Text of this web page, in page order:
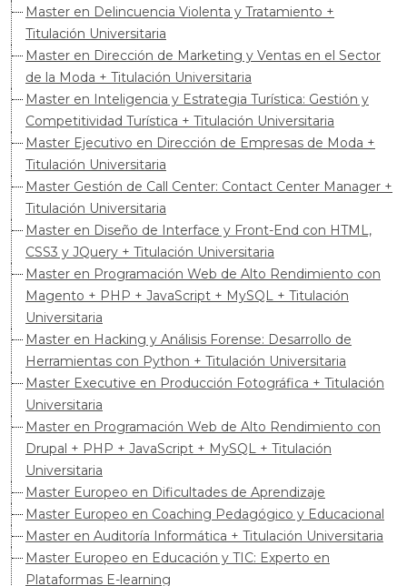
Master en Delincuencia Violenta y Tratamiento +
Titulación Universitaria
Master en Dirección de Marketing y Ventas en el Sector
de la Moda + Titulación Universitaria
Master en Inteligencia y Estrategia Turística: Gestión y
Competitividad Turística + Titulación Universitaria
Master Ejecutivo en Dirección de Empresas de Moda +
Titulación Universitaria
Master Gestión de Call Center: Contact Center Manager +
Titulación Universitaria
Master en Diseño de Interface y Front-End con HTML,
CSS3 y JQuery + Titulación Universitaria
Master en Programación Web de Alto Rendimiento con
Magento + PHP + JavaScript + MySQL + Titulación
Universitaria
Master en Hacking y Análisis Forense: Desarrollo de
Herramientas con Python + Titulación Universitaria
Master Executive en Producción Fotográfica + Titulación
Universitaria
Master en Programación Web de Alto Rendimiento con
Drupal + PHP + JavaScript + MySQL + Titulación
Universitaria
Master Europeo en Dificultades de Aprendizaje
Master Europeo en Coaching Pedagógico y Educacional
Master en Auditoría Informática + Titulación Universitaria
Master Europeo en Educación y TIC: Experto en
Plataformas E-learning